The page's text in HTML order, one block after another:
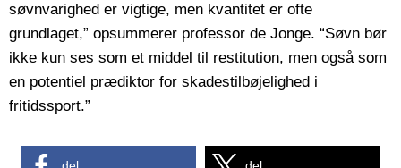
søvnvarighed er vigtige, men kvantitet er ofte
grundlaget,” opsummerer professor de Jonge. “Søvn bør
ikke kun ses som et middel til restitution, men også som
en potentiel prædiktor for skadestilbøjelighed i
fritidssport.”